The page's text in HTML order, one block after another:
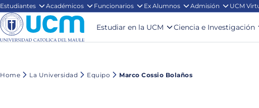
Estudiantes Académicos Funcionarios Ex Alumnos Admisión UCM
Estudiar en la UCM Ciencia e Investigación
Home La Universidad Equipo Marco Cossio Bolaños